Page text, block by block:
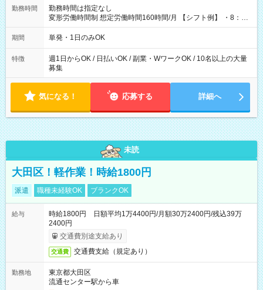
勤務時間
勤務時間は指定なし
変形労働時間制 想定労働時間160時間/月 【シフト例】 ・8：00
～21：00
期間 単発・1日のみOK
特徴
週1日からOK / 日払いOK / 副業・WワークOK / 10名以上の大量
募集
気になる！ 応募する 詳細へ
未読
大田区！軽作業！時給1800円
派遣 職種未経験OK ブランクOK
給与
時給1800円 日額平均1万4400円/月額30万2400円/残込39万
2400円
交通費別途支給あり
交通費 交通費支給（規定あり）
勤務地
東京都大田区
流通センター駅から車